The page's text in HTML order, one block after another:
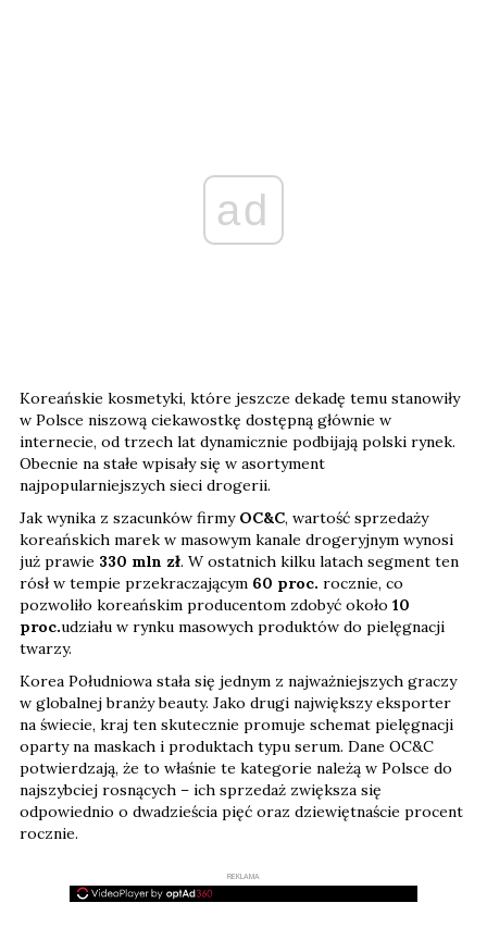
ad
Koreańskie kosmetyki, które jeszcze dekadę temu stanowiły
w Polsce niszową ciekawostkę dostępną głównie w
internecie, od trzech lat dynamicznie podbijają polski rynek.
Obecnie na stałe wpisały się w asortyment
najpopularniejszych sieci drogerii.
Jak wynika z szacunków firmy OC&C, wartość sprzedaży
koreańskich marek w masowym kanale drogeryjnym wynosi
już prawie 330 mln zł. W ostatnich kilku latach segment ten
rósł w tempie przekraczającym 60 proc. rocznie, co
pozwoliło koreańskim producentom zdobyć około 10
proc.udziału w rynku masowych produktów do pielęgnacji
twarzy.
Korea Południowa stała się jednym z najważniejszych graczy
w globalnej branży beauty. Jako drugi największy eksporter
na świecie, kraj ten skutecznie promuje schemat pielęgnacji
oparty na maskach i produktach typu serum. Dane OC&C
potwierdzają, że to właśnie te kategorie należą w Polsce do
najszybciej rosnących – ich sprzedaż zwiększa się
odpowiednio o dwadzieścia pięć oraz dziewiętnaście procent
rocznie.
REKLAMA